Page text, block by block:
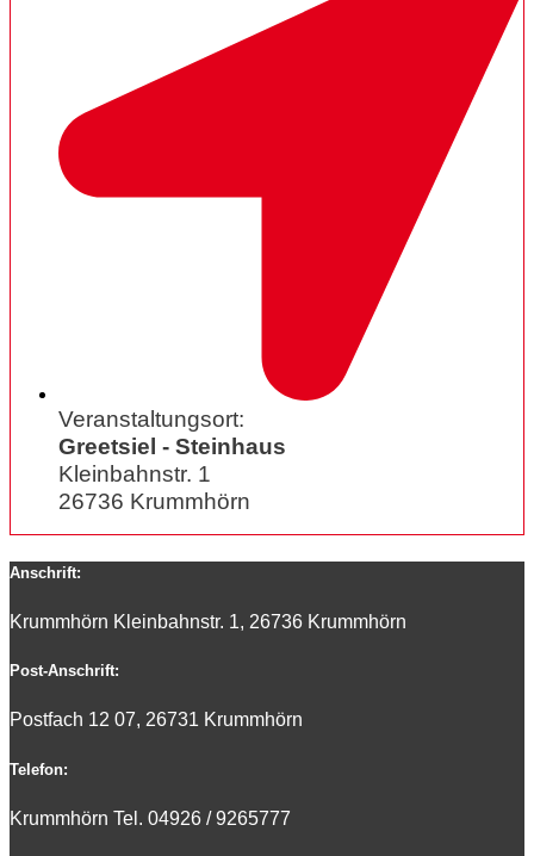
Veranstaltungsort:
Greetsiel - Steinhaus
Kleinbahnstr. 1
26736 Krummhörn
Anschrift:
Krummhörn Kleinbahnstr. 1, 26736 Krummhörn
Post-Anschrift:
Postfach 12 07, 26731 Krummhörn
Telefon:
Krummhörn Tel. 04926 / 9265777